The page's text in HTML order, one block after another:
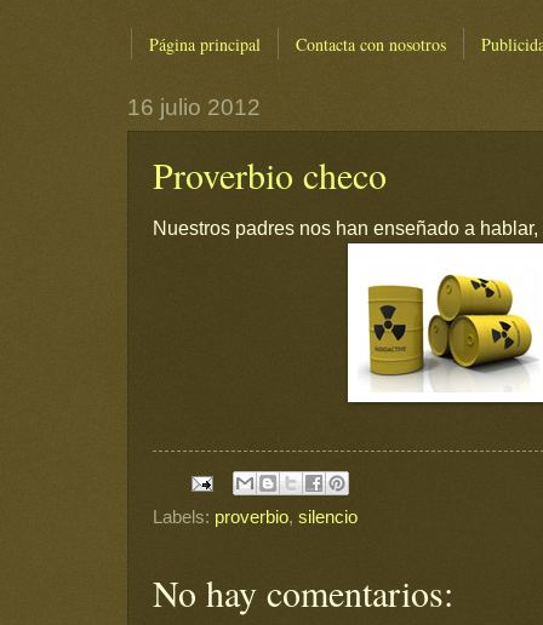
Página principal Contacta con nosotros
16 julio 2012
Proverbio checo
Nuestros padres nos han enseñado a
Labels: proverbio, silencio
No hay comentarios: